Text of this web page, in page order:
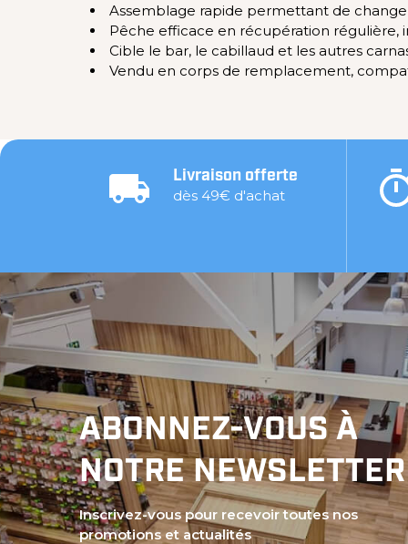
Assemblage rapide permettant de
Pêche efficace en récupération régulière,
Cible le bar, le cabillaud et les autres
Vendu en corps de remplacement,
Livraison offerte
dès 49€ d'achat
ABONNEZ-VOUS À
NOTRE NEWSLETTER
Inscrivez-vous pour recevoir toutes nos
promotions et actualités